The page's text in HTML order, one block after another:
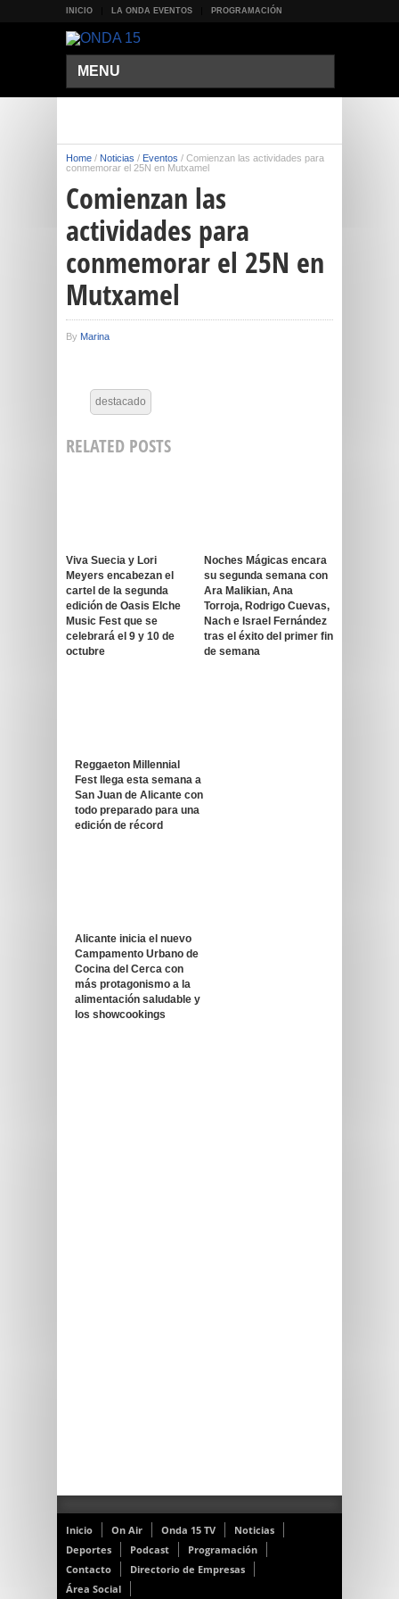
INICIO LA ONDA EVENTOS PROGRAMACIÓN
MENU
Home / Noticias / Eventos / Comienzan las actividades para
conmemorar el 25N en Mutxamel
Comienzan las
actividades para
conmemorar el 25N en
Mutxamel
By Marina
destacado
RELATED POSTS
Viva Suecia y Lori
Meyers encabezan el
cartel de la segunda
edición de Oasis Elche
Music Fest que se
celebrará el 9 y 10 de
octubre
Noches Mágicas encara
su segunda semana con
Ara Malikian, Ana
Torroja, Rodrigo Cuevas,
Nach e Israel Fernández
tras el éxito del primer fin
de semana
Reggaeton Millennial
Fest llega esta semana a
San Juan de Alicante con
todo preparado para una
edición de récord
Alicante inicia el nuevo
Campamento Urbano de
Cocina del Cerca con
más protagonismo a la
alimentación saludable y
los showcookings
Inicio On Air Onda 15 TV
Noticias
Deportes
Podcast
Programación
Contacto
Directorio de Empresas
Área Social